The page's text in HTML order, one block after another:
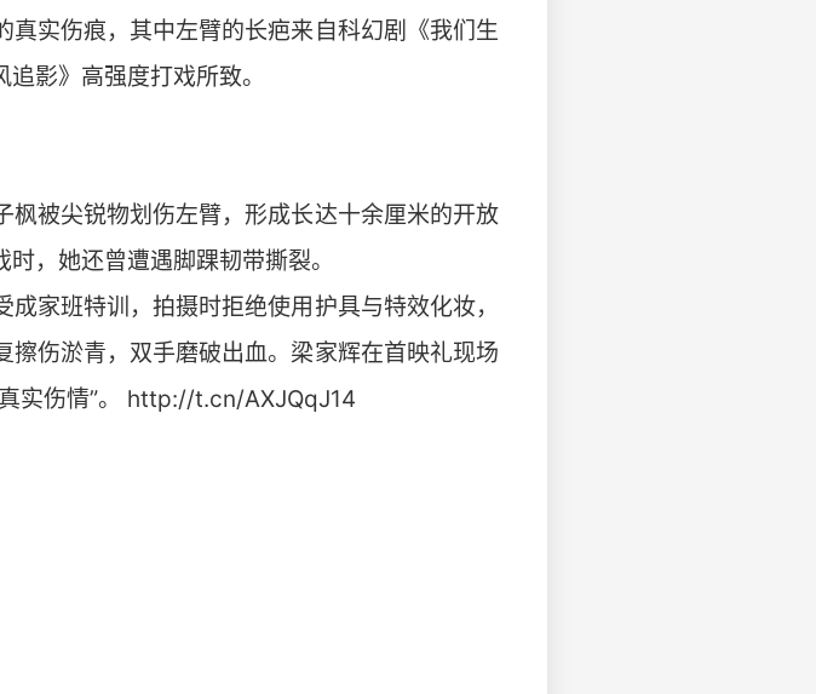
实伤痕，其中左臂的长疤来自科幻剧《我们生
影》高强度打戏所致。
枫被尖锐物划伤左臂，形成长达十余厘米的开放
，她还曾遭遇脚踝韧带撕裂。
家班特训，拍摄时拒绝使用护具与特效化妆，
伤淤青，双手磨破出血。梁家辉在首映礼现场
实伤情”。 http://t.cn/AXJQqJ14